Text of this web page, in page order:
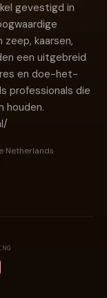
gevestigd in
kaarsen,
een uitgebreid
en doe-het-
professionals die
houden.
Netherlands